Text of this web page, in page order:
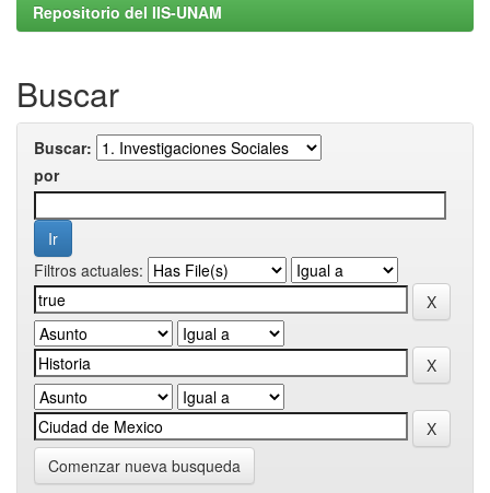
Repositorio del IIS-UNAM
Buscar
Buscar:
por
Filtros actuales:
Comenzar nueva busqueda